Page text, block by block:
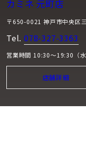
カミネ 元町店
〒650-0021 神戸市中央区
Tel. 078-327-3363
営業時間 10:30～19:30（水
店舗詳細